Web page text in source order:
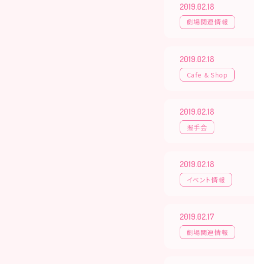
2019.02.18
劇場関連情報
2019.02.18
Cafe & Shop
2019.02.18
握手会
2019.02.18
イベント情報
2019.02.17
劇場関連情報